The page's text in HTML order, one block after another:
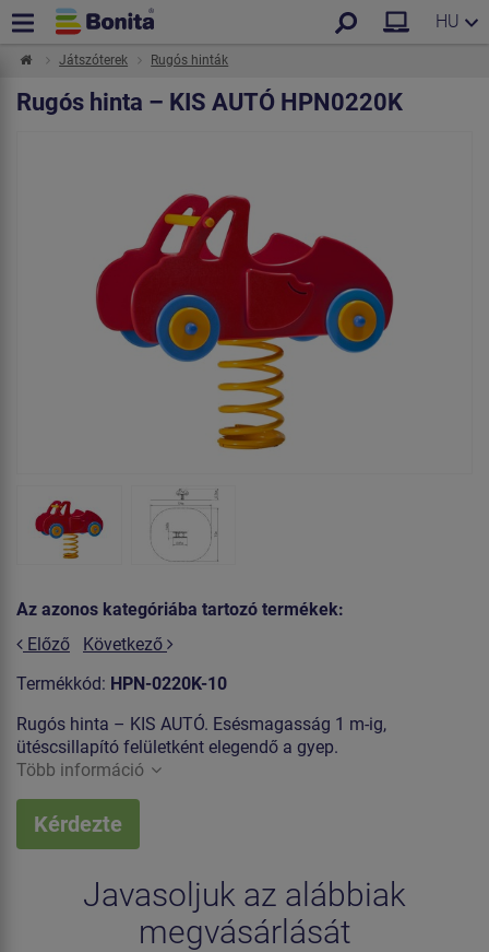
HU
Játszóterek Rugós hinták
Rugós hinta – KIS AUTÓ HPN0220K
Az azonos kategóriába tartozó termékek:
Előző
Következő
Termékkód: HPN-0220K-10
Rugós hinta – KIS AUTÓ. Esésmagasság 1 m-ig,
ütéscsillapító felületként elegendő a gyep.
Több információ
Kérdezte
Javasoljuk az alábbiak
megvásárlását